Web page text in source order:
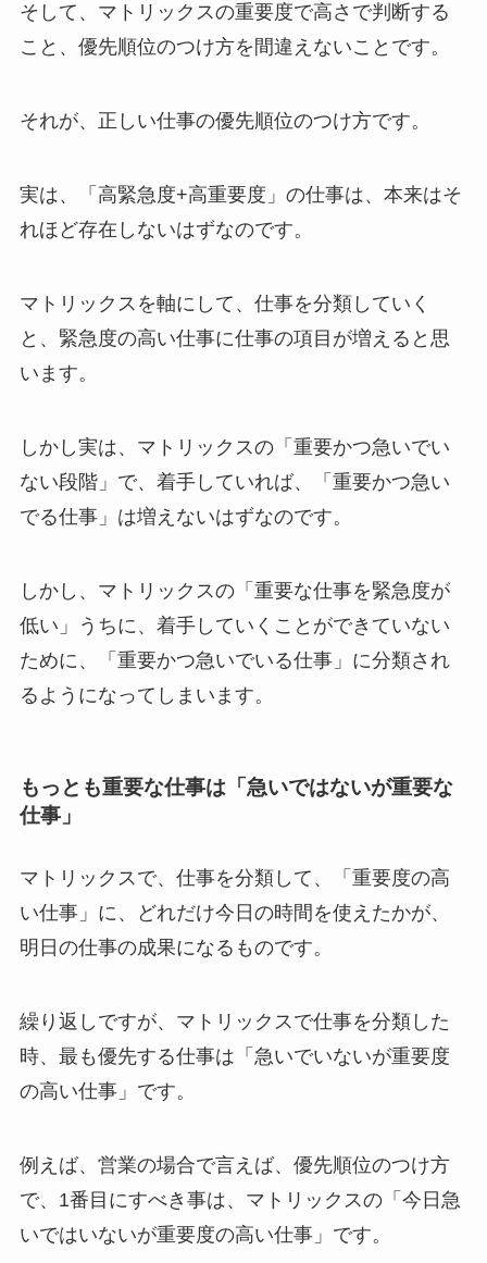
そして、マトリックスの重要度で高さで判断する
こと、優先順位のつけ方を間違えないことです。
それが、正しい仕事の優先順位のつけ方です。
実は、「高緊急度+高重要度」の仕事は、本来はそ
れほど存在しないはずなのです。
マトリックスを軸にして、仕事を分類していく
と、緊急度の高い仕事に仕事の項目が増えると思
います。
しかし実は、マトリックスの「重要かつ急いでい
ない段階」で、着手していれば、「重要かつ急い
でる仕事」は増えないはずなのです。
しかし、マトリックスの「重要な仕事を緊急度が
低い」うちに、着手していくことができていない
ために、「重要かつ急いでいる仕事」に分類され
るようになってしまいます。
もっとも重要な仕事は「急いではないが重要な
仕事」
マトリックスで、仕事を分類して、「重要度の高
い仕事」に、どれだけ今日の時間を使えたかが、
明日の仕事の成果になるものです。
繰り返しですが、マトリックスで仕事を分類した
時、最も優先する仕事は「急いでいないが重要度
の高い仕事」です。
例えば、営業の場合で言えば、優先順位のつけ方
で、1番目にすべき事は、マトリックスの「今日急
いではいないが重要度の高い仕事」です。